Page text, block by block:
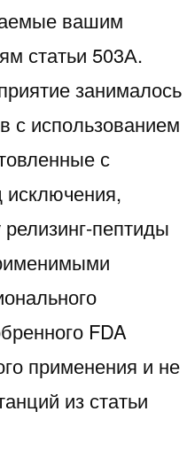
вашим
статьи 503А.
занималось
с использованием
с
исключения,
пептиды
FDA
применения и не
из статьи